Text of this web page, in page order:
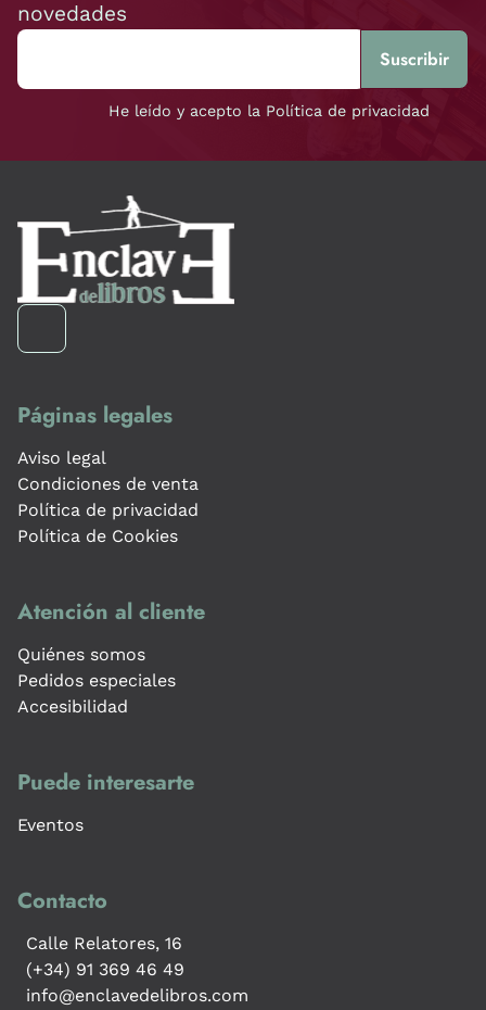
novedades
He leído y acepto la Política de privacidad
Páginas legales
Aviso legal
Condiciones de venta
Política de privacidad
Política de Cookies
Atención al cliente
Quiénes somos
Pedidos especiales
Accesibilidad
Puede interesarte
Eventos
Contacto
Calle Relatores, 16
(+34) 91 369 46 49
info@enclavedelibros.com